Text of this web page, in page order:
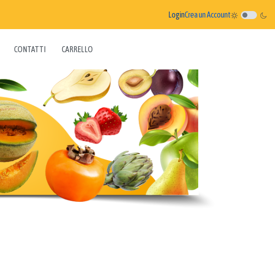
LoginCrea un Account
CONTATTI CARRELLO